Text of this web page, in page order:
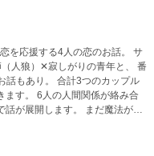
を応援する4人の恋のお話。 サ
人狼）✕寂しがりの青年と、 番
話もあり。 合計3つのカップル
ます。 6人の人間関係が絡み合
が展開します。 まだ魔法が使
タジー。 ＜現在、読
称視点です。 ※残酷な表現が